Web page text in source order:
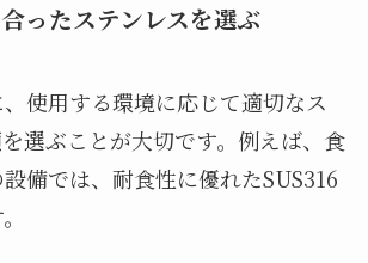
ったステンレスを選ぶ
使用する環境に応じて適切なス
選ぶことが大切です。例えば、食
備では、耐食性に優れたSUS316